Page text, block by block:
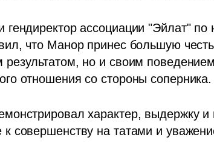
гендиректор ассоциации "Эйлат"
что Манор принес большую
результатом, но и своим
отношения со стороны соперника.
характер, выдержку и
к совершенству на татами и